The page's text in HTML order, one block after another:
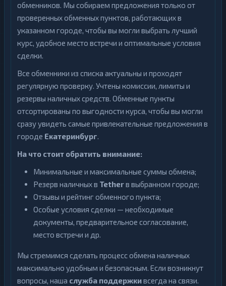
обменников. Мы собираем предложения только от
проверенных обменных пунктов, работающих в
указанном городе, чтобы вы могли выбрать лучший
курс, удобное место встречи и оптимальные условия
сделки.
Все обменники из списка актуальны и проходят
регулярную проверку. Учтены комиссии, лимиты и
резервы наличных средств. Обменные пункты
отсортированы по выгодности курса, чтобы вы могли
сразу увидеть самые привлекательные предложения в
городе Екатеринбург.
На что стоит обратить внимание:
Минимальные и максимальные суммы обмена;
Резерв наличных в Tetherв выбранном городе;
Отзывы и рейтинг обменного пункта;
Особые условия сделки — необходимые
документы, предварительное согласование,
место встречи и др.
Мы стремимся сделать процесс обмена наличных
максимально удобным и безопасным. Если возникнут
вопросы, наша служба поддержкивсегда на связи.